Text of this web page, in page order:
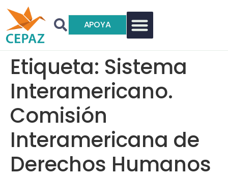
APOYA
Etiqueta: Sistema
Interamericano.
Comisión
Interamericana de
Derechos Humanos